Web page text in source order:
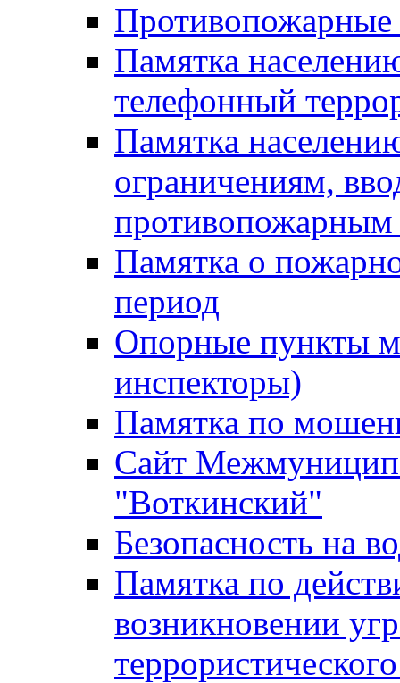
Противопожарные
Памятка
телефонный
Памятка
ограничениям,
Памятка о
период
Опорные пункты
инспекторы)
Памятка по
Сайт
"Воткинский"
Безопасность на
Памятка по
возникновении